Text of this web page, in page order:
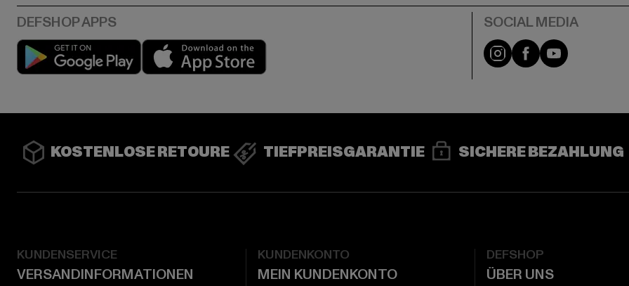
Play market Instagram
FacebookYouTube
KOSTENLOSE RETOURE TIEFPREISGARANTIE SICHERE BEZAHLUNG
KUNDENSERVICE
VERSANDINFORMATIONEN
KUNDENKONTO
MEIN KUNDENKONTO
DEFSHOP
ÜBER UNS